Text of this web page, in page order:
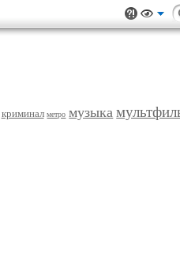
криминал метро музыка